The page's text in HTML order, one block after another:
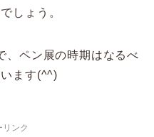
しょう。
、ペン展の時期はなるべ
ます(^^)
リンク